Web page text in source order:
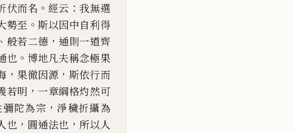
伏而名 。 經云 ： 我無選
勢至 。斯以因中自利得
、 般若二德 ， 通則一道齊
也 。 博地凡夫稱念極果
， 果徹因源 ， 斯依行而
若明 ， 一章綱格灼然可
彌陀為宗 ，淨穢折攝為
也 ， 圓通法也 ， 所以人